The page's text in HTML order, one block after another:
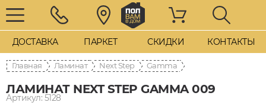
ДОСТАВКА ПАРКЕТ СКИДКИ КОНТАКТЫ
Главная Ламинат Next Step Gamma
ЛАМИНАТ NEXT STEP GAMMA 009
Артикул: 5128